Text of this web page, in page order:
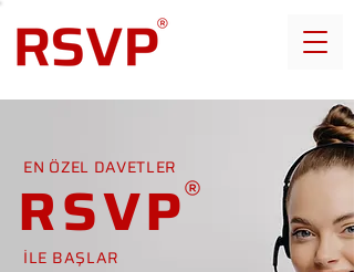
EN ÖZEL DAVETLER
RSVP
İLE BAŞLAR